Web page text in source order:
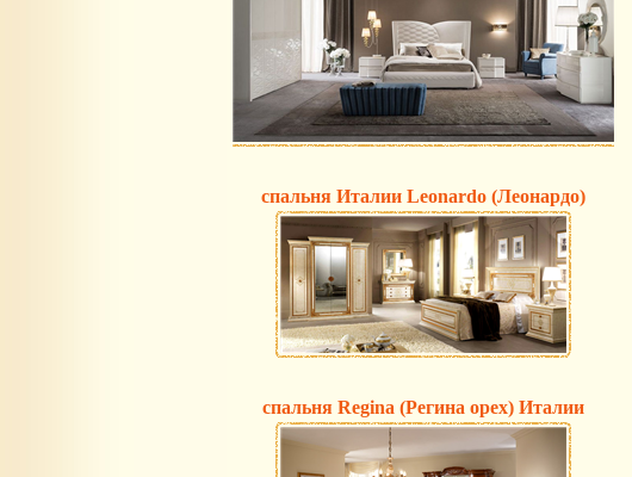
спальня Италии Leonardo (Леонардо)
спальня Regina (Регина орех) Италии